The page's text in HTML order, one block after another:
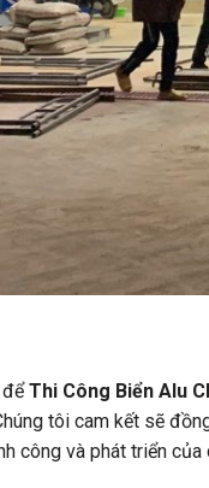
đểThi Công Biển Alu
tôi cam kết sẽ
công và phát triển của